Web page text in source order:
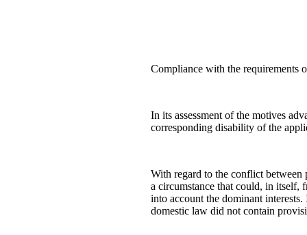
Compliance with the requirements
In its assessment of the motives
corresponding disability of the
With regard to the conflict between
a circumstance that could, in itself,
into account the dominant
domestic law did not contain